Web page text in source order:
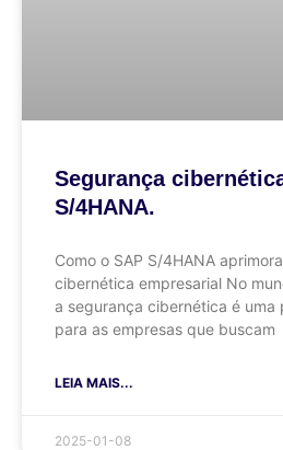
Segurança
S/4HANA.
Como o SAP S/4HANA
cibernética empresarial No
a segurança cibernética é uma
para as empresas que buscam
LEIA MAIS...
2025-01-08